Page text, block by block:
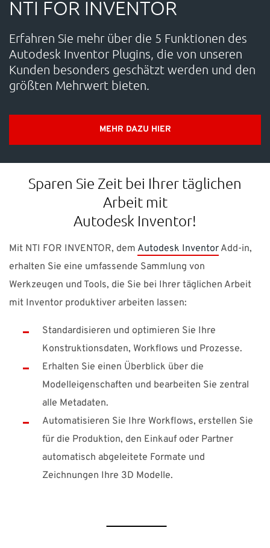
KARRIERE
SUPPORT
WEBSHOP
Brauchen Sie Hilfe?
support-de@nti-group.com
España Ireland Ísland Italia Nederland
Suomi
Sverige UK
NTI FOR INVENTOR
Erfahren Sie mehr über die 5 Funktionen des
Autodesk Inventor Plugins, die von unseren
Kunden besonders geschätzt werden und den
größten Mehrwert bieten.
MEHR DAZU HIER
Sparen Sie Zeit bei Ihrer täglichen
Arbeit mit
Autodesk Inventor!
Mit NTI FOR INVENTOR, dem Autodesk Inventor Add-in,
erhalten Sie eine umfassende Sammlung von
Werkzeugen und Tools, die Sie bei Ihrer täglichen Arbeit
mit Inventor produktiver arbeiten lassen:
Standardisieren und optimieren Sie Ihre
Konstruktionsdaten, Workflows und Prozesse.
Erhalten Sie einen Überblick über die
Modelleigenschaften und bearbeiten Sie zentral
alle Metadaten.
Automatisieren Sie Ihre Workflows, erstellen Sie
für die Produktion, den Einkauf oder Partner
automatisch abgeleitete Formate und
Zeichnungen Ihre 3D Modelle.